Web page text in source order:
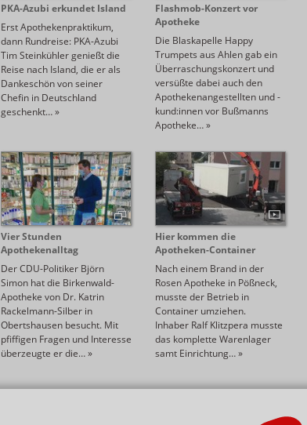
PKA-Azubi erkundet Island
Erst Apothekenpraktikum,
dann Rundreise: PKA-Azubi
Tim Steinkühler genießt die
Reise nach Island, die er als
Dankeschön von seiner
Chefin in Deutschland
geschenkt…»
Flashmob-Konzert vor
Apotheke
Die Blaskapelle Happy
Trumpets aus Ahlen gab ein
Überraschungskonzert und
versüßte dabei auch den
Apothekenangestellten und -
kund:innen vor Bußmanns
Apotheke…»
Vier Stunden
Apothekenalltag
Der CDU-Politiker Björn
Simon hat die Birkenwald-
Apotheke von Dr. Katrin
Rackelmann-Silber in
Obertshausen besucht. Mit
pfiffigen Fragen und Interesse
überzeugte er die…»
Hier kommen die
Apotheken-Container
Nach einem Brand in der
Rosen Apotheke in Pößneck,
musste der Betrieb in
Container umziehen.
Inhaber Ralf Klitzpera musste
das komplette Warenlager
samt Einrichtung…»
1